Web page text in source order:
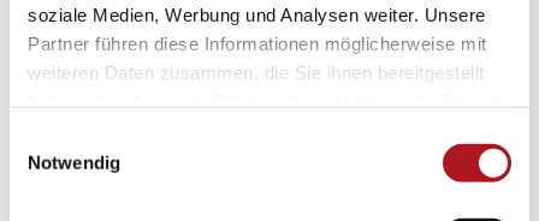
soziale Medien, Werbung und Analysen weiter. Unsere
Partner führen diese Informationen möglicherweise mit
weiteren Daten zusammen, die Sie ihnen bereitgestellt
Notwendig